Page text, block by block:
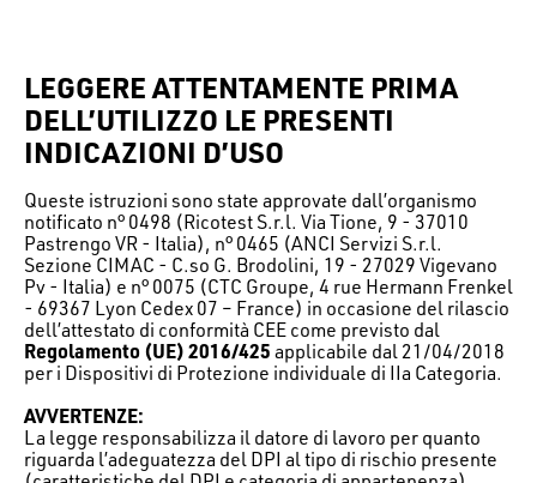
LEGGERE ATTENTAMENTE PRIMA
DELL’UTILIZZO LE PRESENTI
INDICAZIONI D’USO
Queste istruzioni sono state approvate dall’organismo
notificato n° 0498 (Ricotest S.r.l. Via Tione, 9 - 37010
Pastrengo VR - Italia), n° 0465 (ANCI Servizi S.r.l.
Sezione CIMAC - C.so G. Brodolini, 19 - 27029 Vigevano
Pv - Italia) e n° 0075 (CTC Groupe, 4 rue Hermann Frenkel
- 69367 Lyon Cedex 07 – France) in occasione del rilascio
dell’attestato di conformità CEE come previsto dal
Regolamento (UE) 2016/425applicabile dal 21/04/2018
per i Dispositivi di Protezione individuale di IIa Categoria.
AVVERTENZE:
La legge responsabilizza il datore di lavoro per quanto
riguarda l’adeguatezza del DPI al tipo di rischio presente